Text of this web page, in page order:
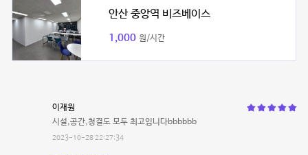
안산 중앙역 비즈베이스
1,000 원/시간
이재원
시설,공간,청결도 모두 최고입니다bbbbbb
2023-10-28 22:27:34